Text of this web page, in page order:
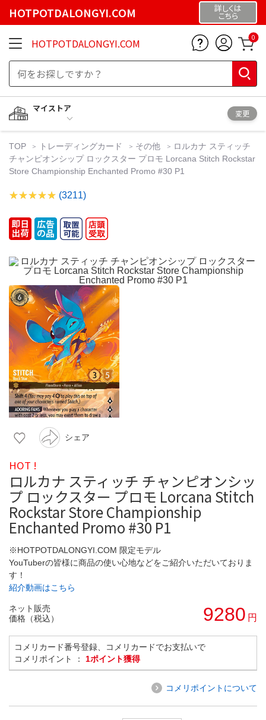
HOTPOTDALONGYI.COM 詳しくは
こちら
HOTPOTDALONGYI.COM 0
マイストア
変更
TOP トレーディングカード その他
ロルカナ スティッチ
チャンピオンシップ ロックスター プロモ Lorcana Stitch Rockstar
Store Championship Enchanted Promo #30 P1
(3211)
シェア
HOT !
ロルカナ スティッチ チャンピオンシッ
プ ロックスター プロモ Lorcana Stitch
Rockstar Store Championship
Enchanted Promo #30 P1
※HOTPOTDALONGYI.COM 限定モデル
YouTuberの皆様に商品の使い心地などをご紹介いただいておりま
す！
紹介動画はこちら
ネット販売
価格（税込）
9280 円
コメリカード番号登録、コメリカードでお支払いで
コメリポイント ： 1ポイント獲得
コメリポイントについて